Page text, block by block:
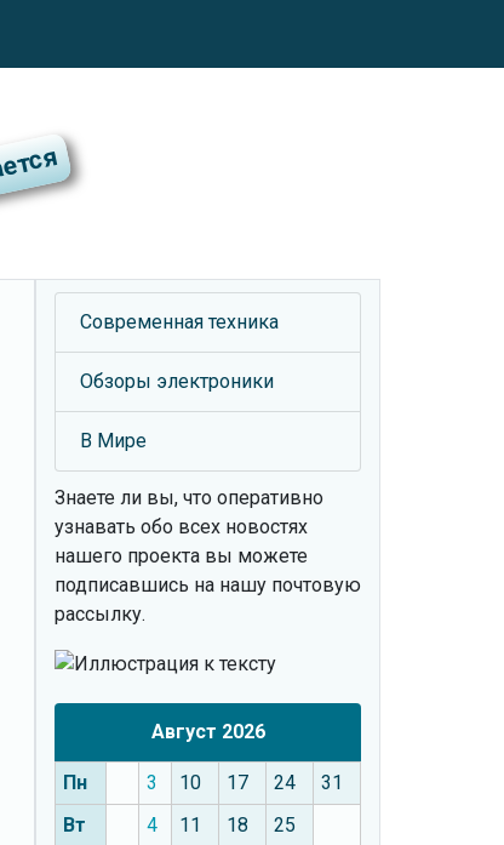
Современная техника
Обзоры электроники
В Мире
Знаете ли вы, что оперативно
узнавать обо всех новостях
нашего проекта вы можете
подписавшись на нашу почтовую
рассылку.
Август 2026
Пн 3 10 17 24
31
Вт
4 11 18
25